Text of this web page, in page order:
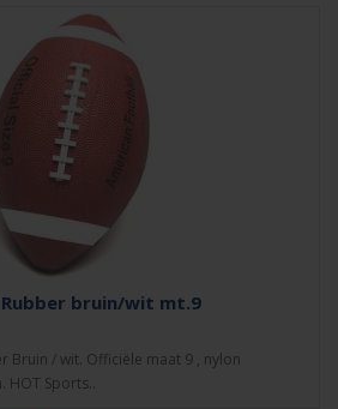
bruin/wit mt.9
Bruin / wit. Officiële maat 9 , nylon
HOT Sports..